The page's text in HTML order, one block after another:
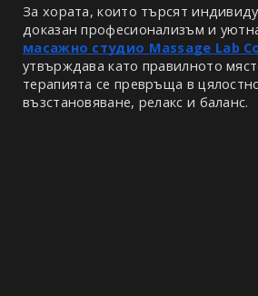
За хората, които търсят
масажно студио Massage Lab
утвърждава като правилното
терапията се превръща в
възстановяване, релакс и баланс.